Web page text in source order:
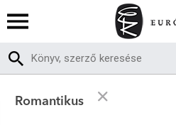
Romantikus